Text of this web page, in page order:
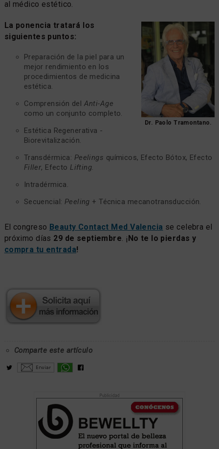
al médico estético.
Dr. Paolo Tramontano.
La ponencia tratará los
siguientes puntos:
Preparación de la piel para un
mejor rendimiento en los
procedimientos de medicina
estética.
Comprensión del Anti-Age
como un conjunto completo.
Estética Regenerativa -
Biorevitalización.
Transdérmica: Peelings químicos, Efecto Bótox, Efecto
Filler, EfectoLifting.
Intradérmica.
Secuencial: Peeling + Técnica mecanotransducción.
El congreso Beauty Contact Med Valencia se celebra el
próximo días 29 de septiembre. ¡ No te lo pierdas y
compra tu entrada!
Comparte este artículo